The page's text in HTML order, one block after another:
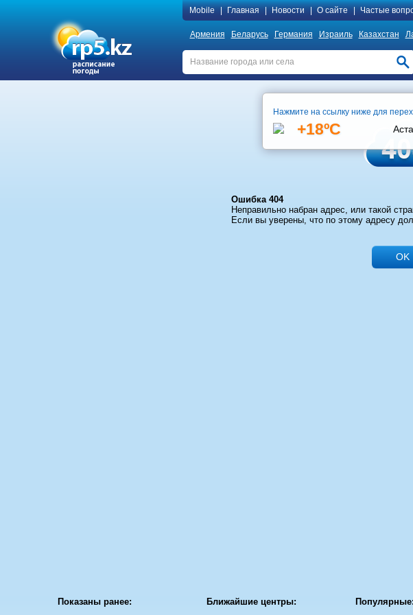
Mobile Главная Новости О сайте Частые
Армения Беларусь Германия Израиль Казахстан
Ошибка 404
Неправильно набран адрес, или такой
Если вы уверены, что по этому адресу
Показаны ранее: Ближайшие центры: Популярные:
Нажмите на ссылку ниже для
+18ºC